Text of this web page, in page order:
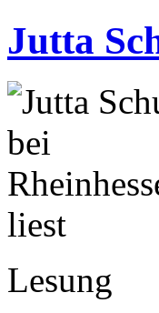
Jutta
Lesung